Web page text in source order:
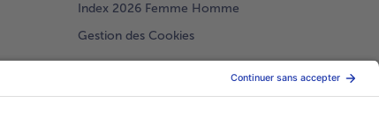
Index 2026 Femme Homme
Gestion des Cookies